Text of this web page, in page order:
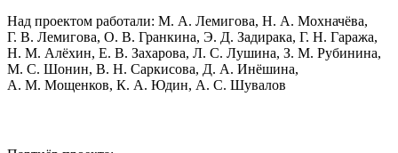
Над проектом работали: М. А. Лемигова, Н. А. Мохначёва,
Г. В. Лемигова, О. В. Гранкина, Э. Д. Задирака, Г. Н. Гаража,
Н. М. Алёхин, Е. В. Захарова, Л. С. Лушина, З. М. Рубинина,
М. С. Шонин, В. Н. Саркисова, Д. А. Инёшина,
А. М. Мощенков, К. А. Юдин, А. С. Шувалов